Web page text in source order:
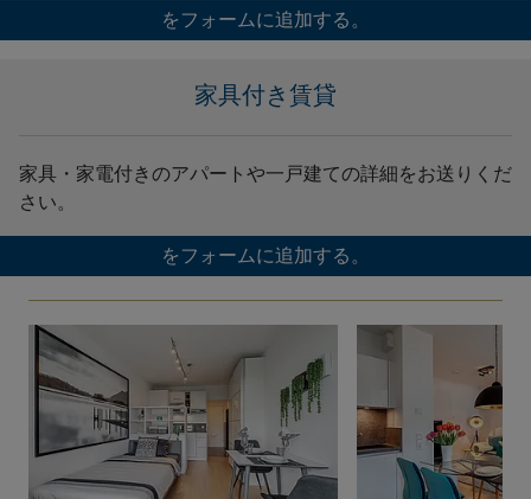
をフォームに追加する。
家具付き賃貸
家具・家電付きのアパートや一戸建ての詳細をお送りくだ
さい。
をフォームに追加する。